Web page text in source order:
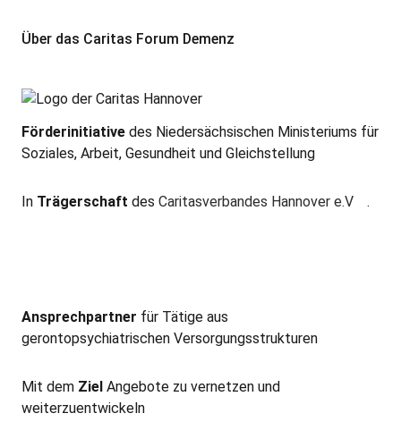
Über das Caritas Forum Demenz
Förderinitiative des Niedersächsischen Ministeriums für
Soziales, Arbeit, Gesundheit und Gleichstellung
In Trägerschaft des Caritasverbandes Hannover e.V .
Ansprechpartner für Tätige aus
gerontopsychiatrischen Versorgungsstrukturen
Mit dem Ziel Angebote zu vernetzen und
weiterzuentwickeln